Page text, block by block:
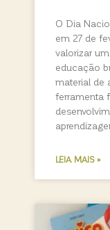
O Dia
em 27 de
valorizar
educação
material de
ferramenta
LEIA MAIS »